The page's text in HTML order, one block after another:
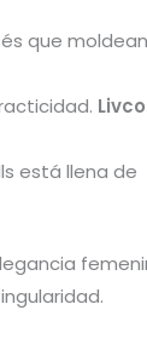
que
Livco
está llena de